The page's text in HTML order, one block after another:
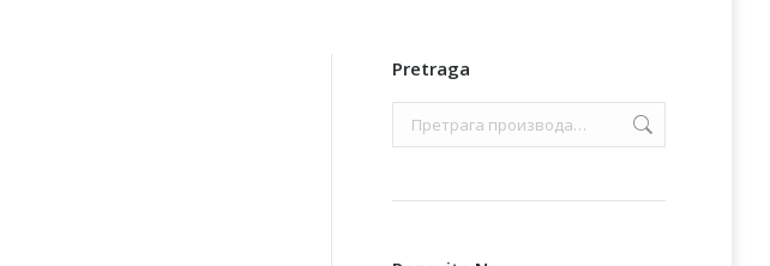
Pretraga